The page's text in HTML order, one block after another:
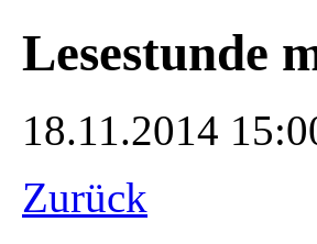
Lesestunde
18.11.2014
Zurück